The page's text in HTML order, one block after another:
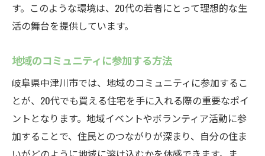
す。このような環境は、20代の若者にとって理想的な生
活の舞台を提供しています。
地域のコミュニティに参加する方法
岐阜県中津川市では、地域のコミュニティに参加するこ
とが、20代でも買える住宅を手に入れる際の重要なポイ
ントとなります。地域イベントやボランティア活動に参
加することで、住民とのつながりが深まり、自分の住ま